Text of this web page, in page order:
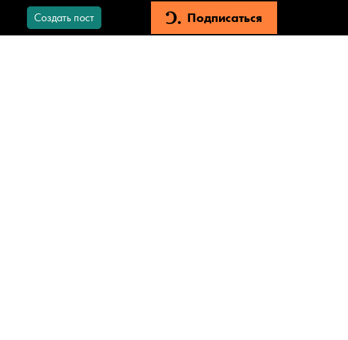
Создать пост Подписаться